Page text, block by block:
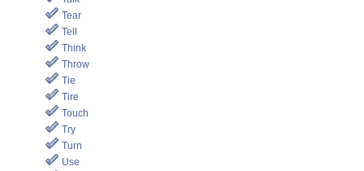
Tear
Tell
Think
Throw
Tie
Tire
Touch
Try
Turn
Use